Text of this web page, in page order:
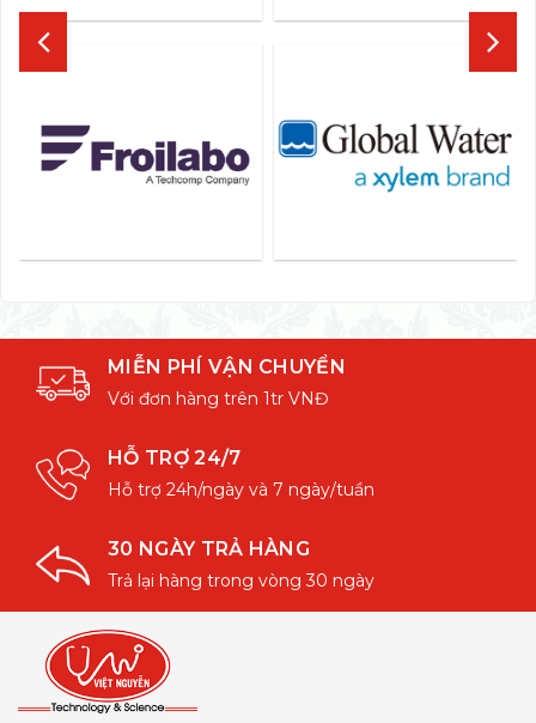
MIỄN PHÍ VẬN CHUYỂN
Với đơn hàng trên 1tr VNĐ
HỖ TRỢ 24/7
Hỗ trợ 24h/ngày và 7 ngày/tuần
30 NGÀY TRẢ HÀNG
Trả lại hàng trong vòng 30 ngày